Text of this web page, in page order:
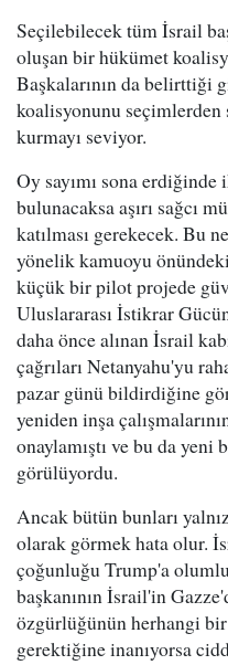
Seçilebilecek tüm İsrail
oluşan bir hükümet
Başkalarının da belirttiği
koalisyonunu
kurmayı seviyor.
Oy sayımı sona erdiğinde
bulunacaksa aşırı sağcı
katılması gerekecek. Bu
yönelik kamuoyu
küçük bir pilot projede
Uluslararası İstikrar
daha önce alınan İsrail
çağrıları Netanyahu'yu
pazar günü bildirdiğine
yeniden inşa
onaylamıştı ve bu da yeni
görülüyordu.
Ancak bütün bunları
olarak görmek hata olur.
çoğunluğu Trump'a
başkanının İsrail'in
özgürlüğünün herhangi bir
gerektiğine inanıyorsa